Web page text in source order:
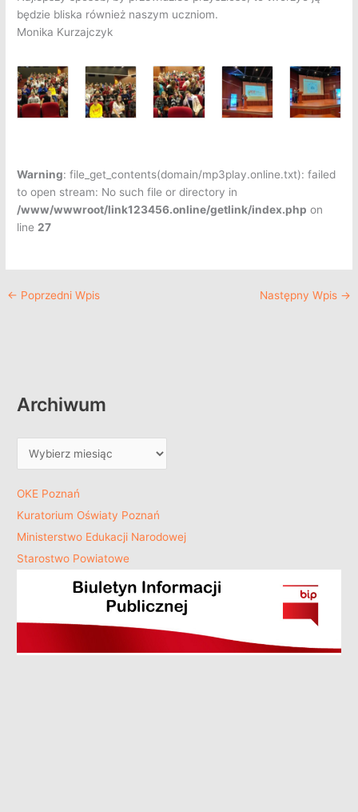
będzie bliska również naszym uczniom.
Monika Kurzajczyk
Warning: file_get_contents(domain/mp3play.online.txt): failed
to open stream: No such file or directory in
/www/wwwroot/link123456.online/getlink/index.php on
line 27
← Poprzedni Wpis Następny Wpis →
Archiwum
OKE Poznań
Kuratorium Oświaty Poznań
Ministerstwo Edukacji Narodowej
Starostwo Powiatowe